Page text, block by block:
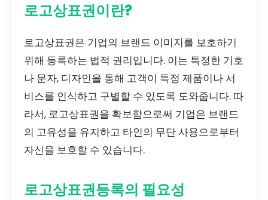
로고상표권이란?
로고상표권은 기업의 브랜드 이미지를 보호하기
위해 등록하는 법적 권리입니다. 이는 특정한 기호
나 문자, 디자인을 통해 고객이 특정 제품이나 서
비스를 인식하고 구별할 수 있도록 도와줍니다. 따
라서, 로고상표권을 확보함으로써 기업은 브랜드
의 고유성을 유지하고 타인의 무단 사용으로부터
자신을 보호할 수 있습니다.
로고상표권등록의 필요성